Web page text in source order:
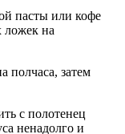
пасты или кофе
ложек на
полчаса, затем
с полотенец
ненадолго и